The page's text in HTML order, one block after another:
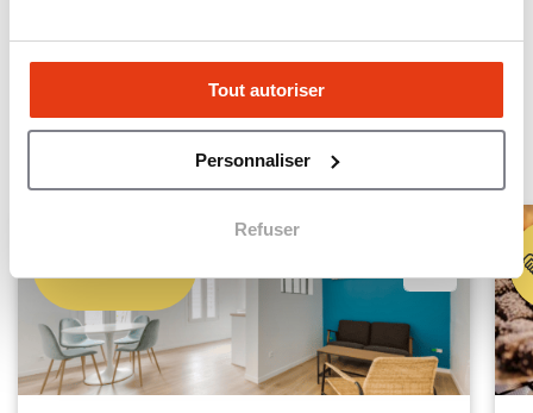
Tout autoriser
Personnaliser
Refuser
Les annonces les plus
urgentes
ANNONCES URGENTES